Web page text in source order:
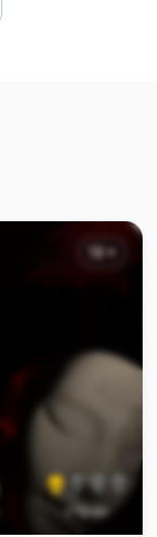
12 +
страх